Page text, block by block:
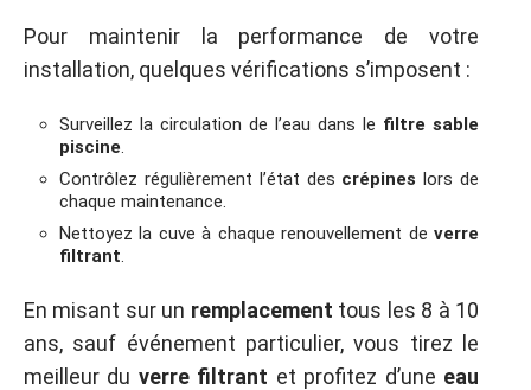
Pour maintenir la performance de votre
installation, quelques vérifications s’imposent :
Surveillez la circulation de l’eau dans le filtre sable
piscine
Contrôlez régulièrement l’état des crépines lors de
chaque maintenance.
Nettoyez la cuve à chaque renouvellement de verre
filtrant
En misant sur un remplacement tous les 8 à 10
ans, sauf événement particulier, vous tirez le
meilleur du verre filtrant et profitez d’une eau